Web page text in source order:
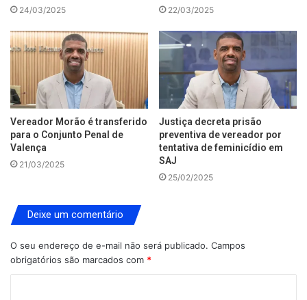
24/03/2025 22/03/2025
Vereador Morão é transferido
para o Conjunto Penal de
Valença
21/03/2025
Justiça decreta prisão
preventiva de vereador por
tentativa de feminicídio em
SAJ
25/02/2025
Deixe um comentário
O seu endereço de e-mail não será publicado. Campos
obrigatórios são marcados com *